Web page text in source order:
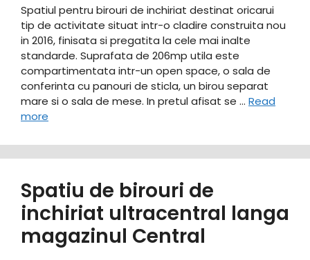
Spatiul pentru birouri de inchiriat destinat oricarui
tip de activitate situat intr-o cladire construita nou
in 2016, finisata si pregatita la cele mai inalte
standarde. Suprafata de 206mp utila este
compartimentata intr-un open space, o sala de
conferinta cu panouri de sticla, un birou separat
mare si o sala de mese. In pretul afisat se … Read
more
Spatiu de birouri de
inchiriat ultracentral langa
magazinul Central